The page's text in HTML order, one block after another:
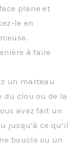
plane et
le en
à faire
un marteau
du clou ou de la
avez fait un
jusqu’à ce qu’il
boucle ou un